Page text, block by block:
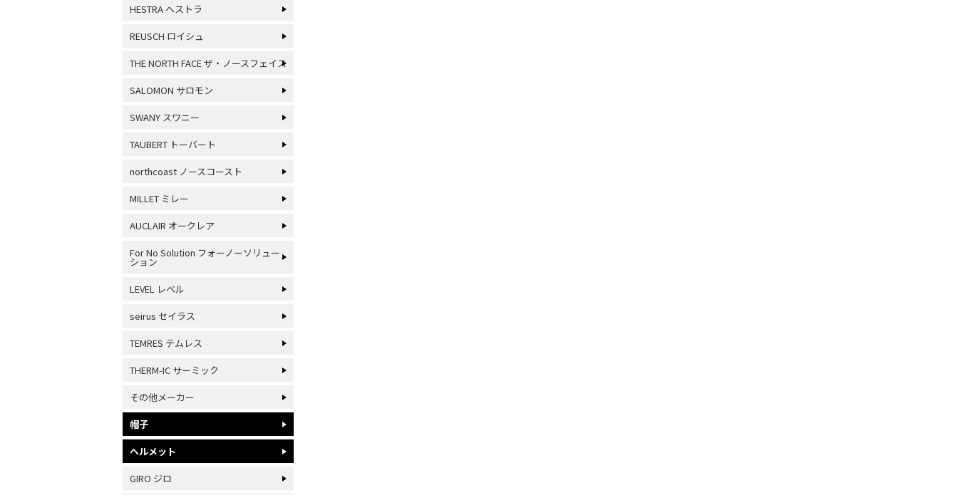
HESTRA ヘストラ
REUSCH ロイシュ
THE NORTH FACE ザ・ノースフェイス
SALOMON サロモン
SWANY スワニー
TAUBERT トーバート
northcoast ノースコースト
MILLET ミレー
AUCLAIR オークレア
For No Solution フォーノーソリュー
ション
LEVEL レベル
seirus セイラス
TEMRES テムレス
THERM-IC サーミック
その他メーカー
帽子
ヘルメット
GIRO ジロ